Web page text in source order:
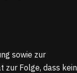
sowie zur
Folge, dass kein